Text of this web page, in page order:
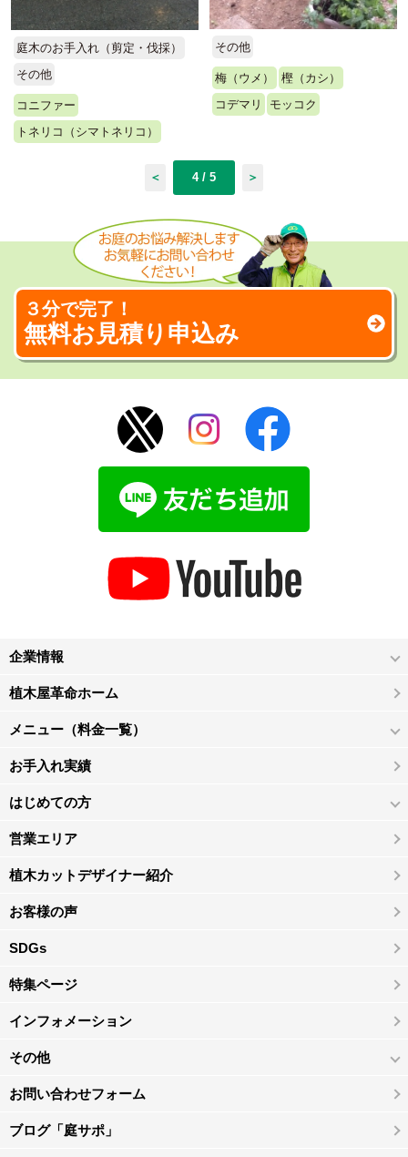
庭木のお手入れ（剪定・伐採）
その他
コニファー
トネリコ（シマトネリコ）
その他
梅（ウメ）
樫（カシ）
コデマリ
モッコク
＜ 4 / 5 ＞
３分で完了！
無料お見積り申込み
企業情報
植木屋革命ホーム
メニュー（料金一覧）
お手入れ実績
はじめての方
営業エリア
植木カットデザイナー紹介
お客様の声
SDGs
特集ページ
インフォメーション
その他
お問い合わせフォーム
ブログ「庭サポ」